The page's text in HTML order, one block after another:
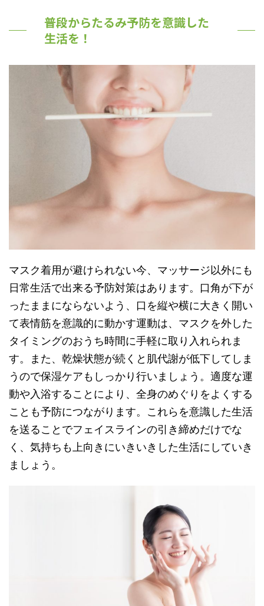
普段からたるみ予防を意識した
生活を！
マスク着用が避けられない今、マッサージ以外にも
日常生活で出来る予防対策はあります。口角が下が
ったままにならないよう、口を縦や横に大きく開い
て表情筋を意識的に動かす運動は、マスクを外した
タイミングのおうち時間に手軽に取り入れられま
す。また、乾燥状態が続くと肌代謝が低下してしま
うので保湿ケアもしっかり行いましょう。適度な運
動や入浴することにより、全身のめぐりをよくする
ことも予防につながります。これらを意識した生活
を送ることでフェイスラインの引き締めだけでな
く、気持ちも上向きにいきいきした生活にしていき
ましょう。